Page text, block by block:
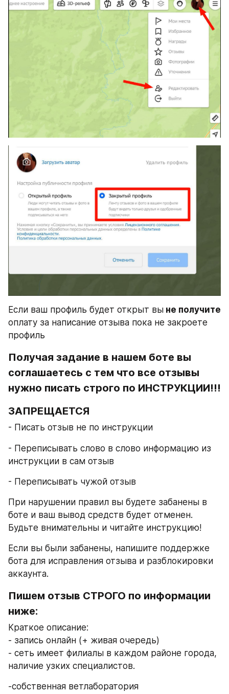
Если ваш профиль будет открыт вы не получите
оплату за написание отзыва пока не закроете
профиль
Получая задание в нашем боте вы
соглашаетесь с тем что все отзывы
нужно писать строго по ИНСТРУКЦИИ!!!
ЗАПРЕЩАЕТСЯ
- Писать отзыв не по инструкции
- Переписывать слово в слово информацию из
инструкции в сам отзыв
- Переписывать чужой отзыв
При нарушении правил вы будете забанены в
боте и ваш вывод средств будет отменен.
Будьте внимательны и читайте инструкцию!
Если вы были забанены, напишите поддержке
бота для исправления отзыва и разблокировки
аккаунта.
Пишем отзыв СТРОГО по информации
ниже:
Краткое описание:
- запись онлайн (+ живая очередь)
- сеть имеет филиалы в каждом районе города,
наличие узких специалистов.
-собственная ветлаборатория